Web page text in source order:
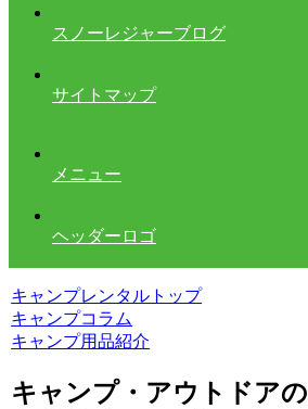
スノーレジャーブログ
サイトマップ
メニュー
ヘッダーロゴ
キャンプレンタルトップ
キャンプコラム
キャンプ用品紹介
キャンプ・アウトドアの